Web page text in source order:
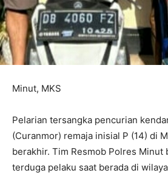
Minut, MKS
Pelarian tersangka pencurian
(Curanmor) remaja inisial P (14) di
berakhir. Tim Resmob Polres Minut
terduga pelaku saat berada di